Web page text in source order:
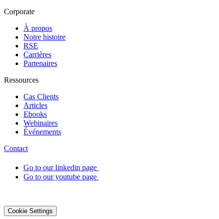
Corporate
À propos
Notre histoire
RSE
Carrières
Partenaires
Ressources
Cas Clients
Articles
Ebooks
Webinaires
Événements
Contact
Go to our linkedin page
Go to our youtube page
Cookie Settings